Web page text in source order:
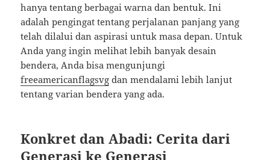
hanya tentang berbagai warna dan bentuk. Ini
adalah pengingat tentang perjalanan panjang yang
telah dilalui dan aspirasi untuk masa depan. Untuk
Anda yang ingin melihat lebih banyak desain
bendera, Anda bisa mengunjungi
freeamericanflagsvg dan mendalami lebih lanjut
tentang varian bendera yang ada.
Konkret dan Abadi: Cerita dari
Generasi ke Generasi